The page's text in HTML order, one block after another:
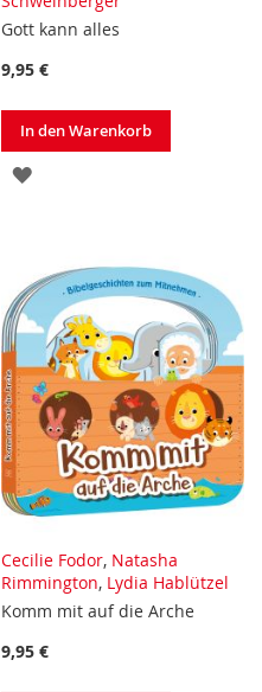
Gott kann alles
9,95 €
In den Warenkorb
ZUR
Cecilie Fodor, Natasha
Rimmington, Lydia Hablützel
Komm mit auf die Arche
9,95 €